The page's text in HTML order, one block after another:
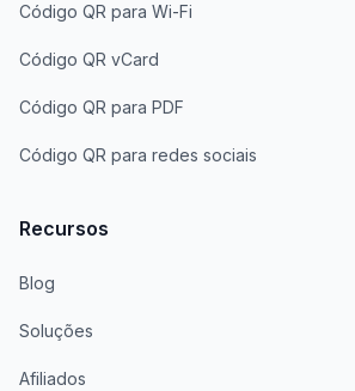
Código QR para Wi-Fi
Código QR vCard
Código QR para PDF
Código QR para redes sociais
Recursos
Blog
Soluções
Afiliados